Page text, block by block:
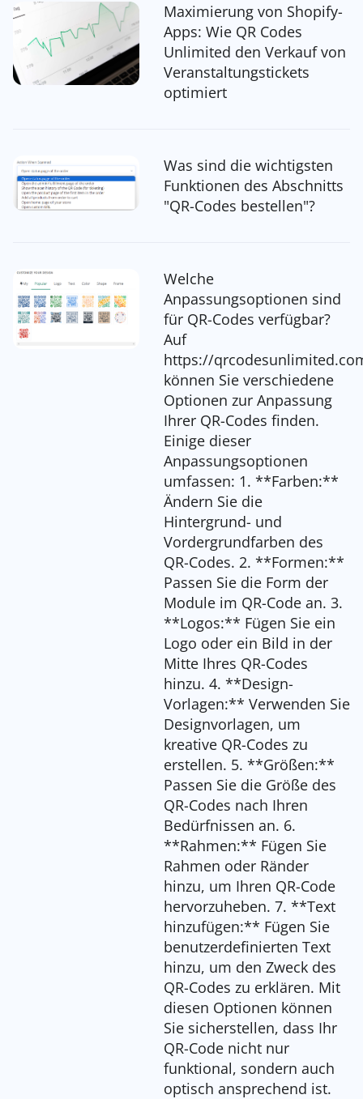
Maximierung von Shopify-
Apps: Wie QR Codes
Unlimited den Verkauf von
Veranstaltungstickets
optimiert
Was sind die wichtigsten
Funktionen des Abschnitts
"QR-Codes bestellen"?
Welche
Anpassungsoptionen sind
für QR-Codes verfügbar?
Auf
https://
können Sie verschiedene
Optionen zur Anpassung
Ihrer QR-Codes finden.
Einige dieser
Anpassungsoptionen
umfassen: 1. **Farben:**
Ändern Sie die
Hintergrund- und
Vordergrundfarben des
QR-Codes. 2. **Formen:**
Passen Sie die Form der
Module im QR-Code an. 3.
**Logos:** Fügen Sie ein
Logo oder ein Bild in der
Mitte Ihres QR-Codes
hinzu. 4. **Design-
Vorlagen:** Verwenden Sie
Designvorlagen, um
kreative QR-Codes zu
erstellen. 5. **Größen:**
Passen Sie die Größe des
QR-Codes nach Ihren
Bedürfnissen an. 6.
**Rahmen:** Fügen Sie
Rahmen oder Ränder
hinzu, um Ihren QR-Code
hervorzuheben. 7. **Text
hinzufügen:** Fügen Sie
benutzerdefinierten Text
hinzu, um den Zweck des
QR-Codes zu erklären. Mit
diesen Optionen können
Sie sicherstellen, dass Ihr
QR-Code nicht nur
funktional, sondern auch
optisch ansprechend ist.